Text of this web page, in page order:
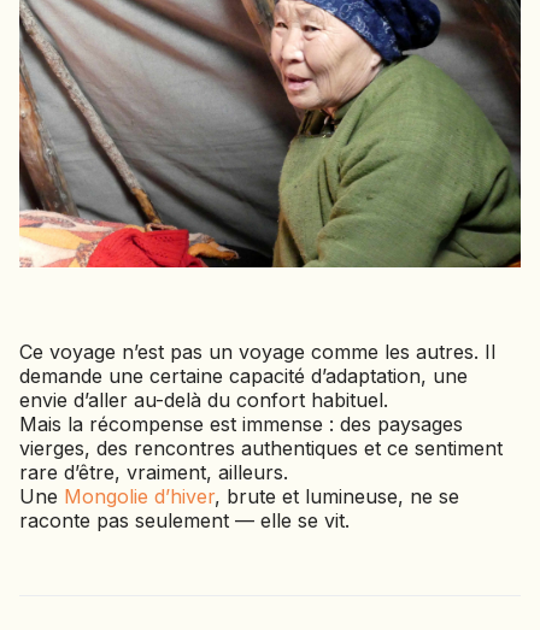
Ce voyage n’est pas un voyage comme les autres. Il
demande une certaine capacité d’adaptation, une
envie d’aller au-delà du confort habituel.
Mais la récompense est immense : des paysages
vierges, des rencontres authentiques et ce sentiment
rare d’être, vraiment, ailleurs.
Une Mongolie d’hiver, brute et lumineuse, ne se
raconte pas seulement — elle se vit.